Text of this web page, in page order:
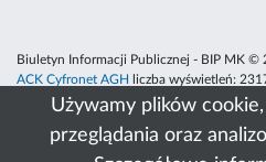
Używamy plików
przeglądania oraz
Biuletyn Informacji Publicznej - BIP MK ©
ACK Cyfronet AGH
liczba wyświetleń: